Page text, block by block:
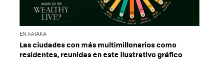
EN XATAKA
Las ciudades con más multimillonarios como
residentes, reunidas en este ilustrativo gráfico